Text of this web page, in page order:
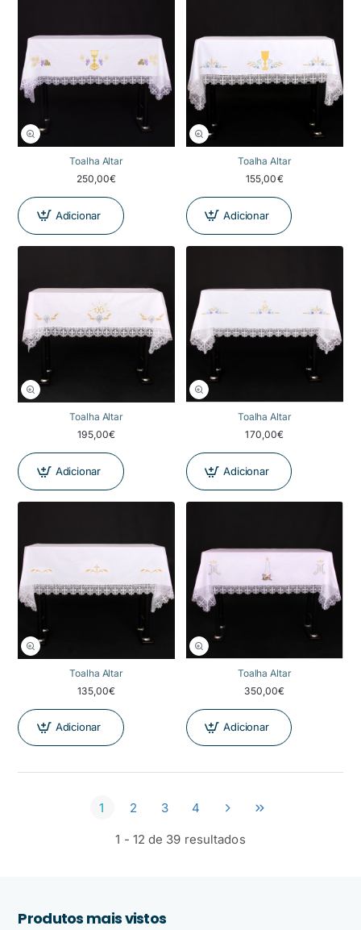
Toalha Altar
250,00€
Adicionar
Toalha Altar
155,00€
Adicionar
Toalha Altar
195,00€
Adicionar
Toalha Altar
170,00€
Adicionar
Toalha Altar
135,00€
Adicionar
Toalha Altar
350,00€
Adicionar
1 2 3 4
1 - 12 de 39 resultados
Produtos mais vistos